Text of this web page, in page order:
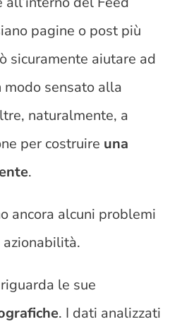
pagine o post più
sicuramente aiutare ad
modo sensato alla
naturalmente, a
per costruire una
.
ancora alcuni problemi
le sue
. I dati analizzati